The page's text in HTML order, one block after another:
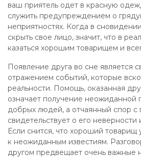
ваш приятель одет в красную
служить предупреждением о
неприятностях. Когда в
скрыть свое лицо, значит, что в
казаться хорошим товарищем и
Появление друга во сне является
отражением событий, которые
реальности. Помощь, оказанная
означает получение неожиданной
добрых людей, а отчаянный спор с
свидетельствует о его неверности
Если снится, что хороший товарищ
к неожиданным известиям.
другом предвещает очень важные